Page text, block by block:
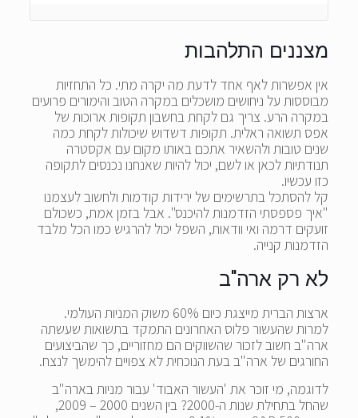
מצננים התלהבות
אין אפשרות לאף אחד לדעת מה יקרה מתי. כל התחזיות
מבוססות על ניחושים מושכלים במקרה הטוב והימורים פרועים
במקרה הרע. צריך גם לקחת בחשבון תקופות ארוכות של
אפס תשואה ראלית. תקופות דשדוש שיכולות לקחת כמה
שנים טובות ולהשאיר אתכם באותו מקום עם אקסטרה
תנודתיות לכאן או לשם, יכול להיות שאנחנו נכנסים לתקופה
כזו עכשיו.
קל להסתכל בתרשימים של ירידות קודמות ולחשוב לעצמנו
"איך פספסתי הזדמנות להיכנס". אבל בזמן אמת, כשכולם
זועקים דרמה ואי וודאות, השפל יכול להרגיש כמו הכל מלבד
הזדמנות קנייה.
לא רק ארה"ב
ארצות הברית מייצגת כיום 60% משוק המניות העולמי.
למרות שהעשור פלוס האחרונים התמקד בתשואות שעשתה
ארה"ב חשוב לזכור שהשווקים הם מחזוריים, כך שהביצועים
החורגים של ארה"ב בעת הנוכחית לא צפויים להימשך לנצח.
לדוגמה, מי זוכר את 'העשור האבוד' עבור מניות בארה"ב
שהחל בתחילת שנות ה-2000? בין השנים 2000 – 2009,